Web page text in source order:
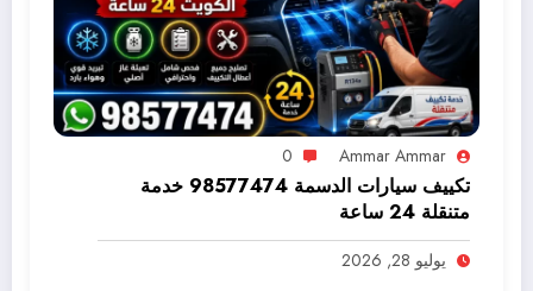
Ammar Ammar
0
تكييف سيارات الدسمة 98577474 خدمة
متنقلة 24 ساعة
يوليو 28, 2026